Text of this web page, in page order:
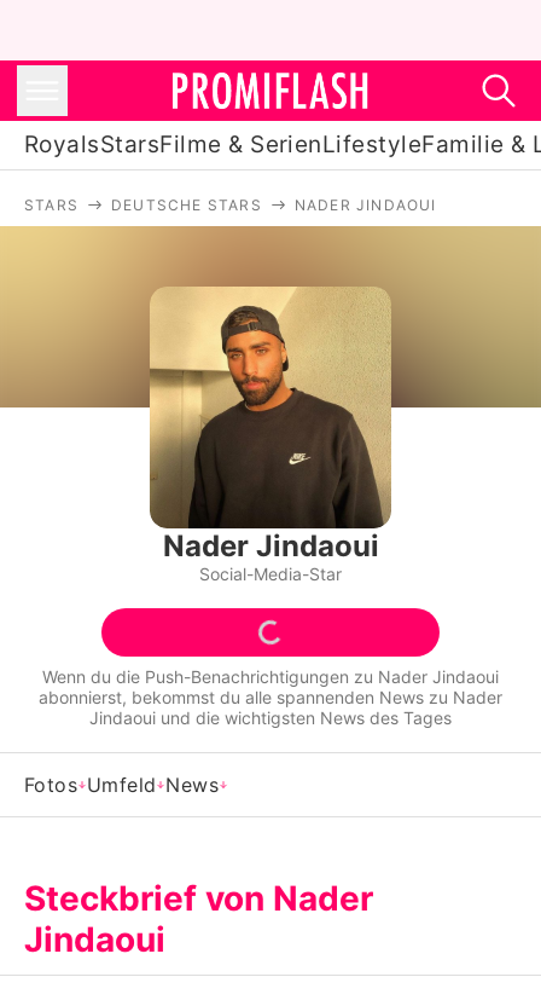
RoyalsStarsFilme & SerienLifestyleFamilie &
Filme & Serien
Lifestyle
Familie & Liebe
Promiflash Exklusiv
Alle Themen auf Promiflash
Jobs
App runterladen
Team
Impressum
Nutzungsbedingungen
Utiq verwalten
STARS DEUTSCHE STARS NADER JINDAOUI
Nader Jindaoui
Social-Media-Star
Wenn du die Push-Benachrichtigungen zu Nader Jindaoui
abonnierst, bekommst du alle spannenden News zu Nader
Jindaoui und die wichtigsten News des Tages
Fotos Umfeld News
Steckbrief von Nader
Jindaoui